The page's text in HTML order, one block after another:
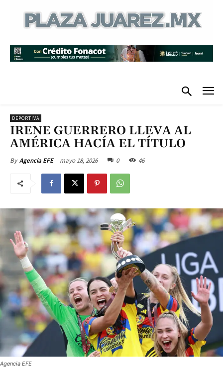
DEPORTIVA
IRENE GUERRERO LLEVA AL
AMÉRICA HACÍA EL TÍTULO
By Agencia EFE mayo 18, 2026 0 46
Agencia EFE